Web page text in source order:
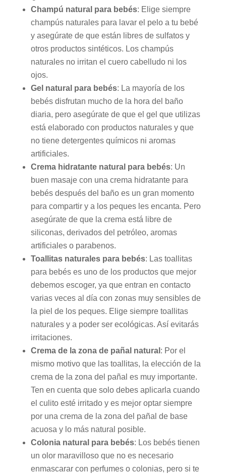
Champú natural para bebés: Elige siempre
champús naturales para lavar el pelo a tu bebé
y asegúrate de que están libres de sulfatos y
otros productos sintéticos. Los champús
naturales no irritan el cuero cabelludo ni los
ojos.
Gel natural para bebés: La mayoría de los
bebés disfrutan mucho de la hora del baño
diaria, pero asegúrate de que el gel que utilizas
está elaborado con productos naturales y que
no tiene detergentes químicos ni aromas
artificiales.
Crema hidratante natural para bebés: Un
buen masaje con una crema hidratante para
bebés después del baño es un gran momento
para compartir y a los peques les encanta. Pero
asegúrate de que la crema está libre de
siliconas, derivados del petróleo, aromas
artificiales o parabenos.
Toallitas naturales para bebés: Las toallitas
para bebés es uno de los productos que mejor
debemos escoger, ya que entran en contacto
varias veces al día con zonas muy sensibles de
la piel de los peques. Elige siempre toallitas
naturales y a poder ser ecológicas. Así evitarás
irritaciones.
Crema de la zona de pañal natural : Por el
mismo motivo que las toallitas, la elección de la
crema de la zona del pañal es muy importante.
Ten en cuenta que solo debes aplicarla cuando
el culito esté irritado y es mejor optar siempre
por una crema de la zona del pañal de base
acuosa y lo más natural posible.
Colonia natural para bebés: Los bebés tienen
un olor maravilloso que no es necesario
enmascarar con perfumes o colonias, pero si te